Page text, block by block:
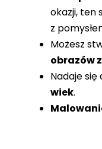
okazji, ten
z
Możesz
obrazów
Nadaje
wiek.